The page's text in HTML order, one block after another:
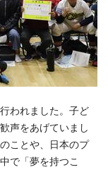
われました。子ど
声をあげていまし
ことや、日本のプ
で「夢を持つこ